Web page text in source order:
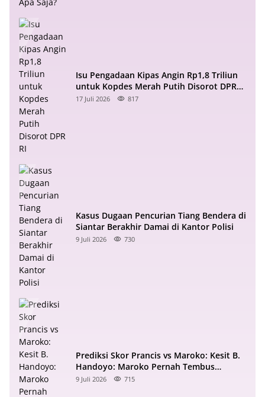
Isu Pengadaan Kipas Angin Rp1,8 Triliun
untuk Kopdes Merah Putih Disorot DPR
RI
17 Juli 2026 817
Kasus Dugaan Pencurian Tiang Bendera di
Siantar Berakhir Damai di Kantor Polisi
9 Juli 2026 730
Prediksi Skor Prancis vs Maroko: Kesit B.
Handoyo: Maroko Pernah Tembus
Semifinal 2022
9 Juli 2026 715